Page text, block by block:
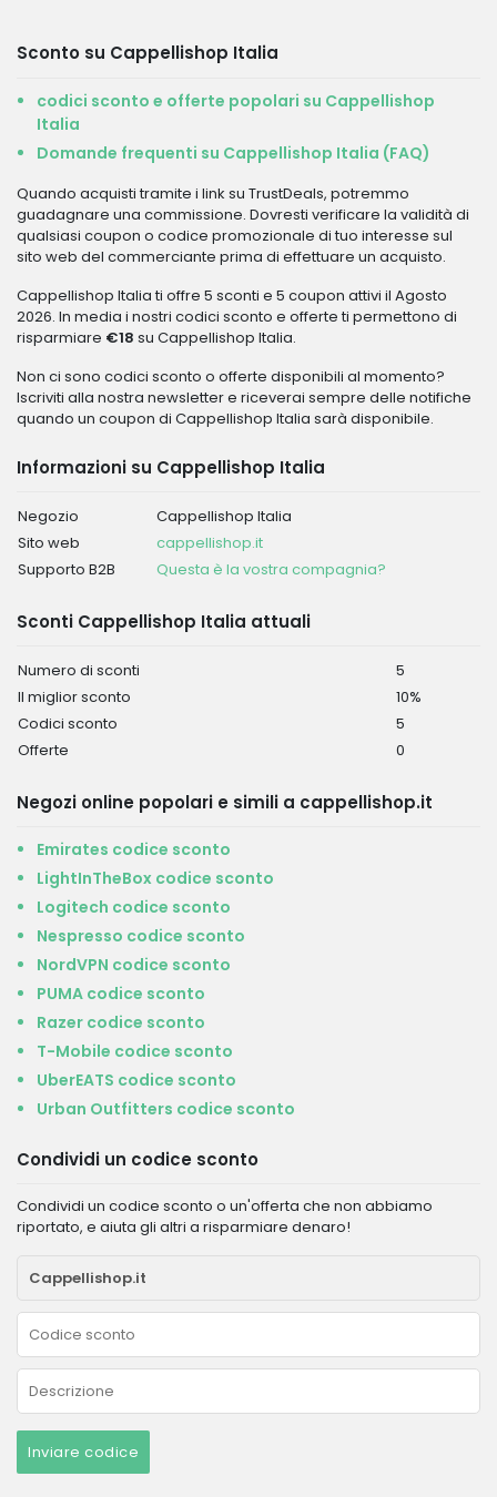
Sconto su Cappellishop Italia
codici sconto e offerte popolari su Cappellishop
Italia
Domande frequenti su Cappellishop Italia (FAQ)
Quando acquisti tramite i link su TrustDeals, potremmo
guadagnare una commissione. Dovresti verificare la validità di
qualsiasi coupon o codice promozionale di tuo interesse sul
sito web del commerciante prima di effettuare un acquisto.
Cappellishop Italia ti offre 5 sconti e 5 coupon attivi il Agosto
2026. In media i nostri codici sconto e offerte ti permettono di
risparmiare €18 su Cappellishop Italia.
Non ci sono codici sconto o offerte disponibili al momento?
Iscriviti alla nostra newsletter e riceverai sempre delle notifiche
quando un coupon di Cappellishop Italia sarà disponibile.
Informazioni su Cappellishop Italia
Negozio
Cappellishop Italia
Sito web
cappellishop.it
Supporto B2B
Questa è la vostra compagnia?
Sconti Cappellishop Italia attuali
Numero di sconti
5
Il miglior sconto
10%
Codici sconto
5
Offerte
0
Negozi online popolari e simili a cappellishop.it
Emirates codice sconto
LightInTheBox codice sconto
Logitech codice sconto
Nespresso codice sconto
NordVPN codice sconto
PUMA codice sconto
Razer codice sconto
T-Mobile codice sconto
UberEATS codice sconto
Urban Outfitters codice sconto
Condividi un codice sconto
Condividi un codice sconto o un'offerta che non abbiamo
riportato, e aiuta gli altri a risparmiare denaro!
Inviare codice